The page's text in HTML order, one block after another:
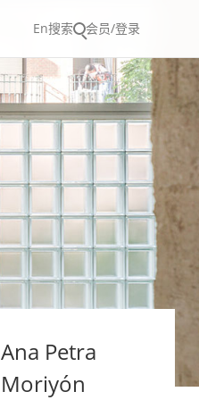
En搜索 会员/登录
Ana Petra
Moriyón